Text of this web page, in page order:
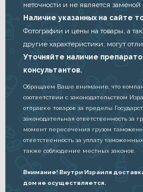
неточности и не является
Наличие указанных на сайте
Фотографии и цены на товары, а
другие характеристики, могут
Уточняйте наличие
консультантов.
Обращаем Ваше внимание, что
соответствии с законодательством
отправке товаров за пределы
законодательная ответственность за
момент пересечения грузом
ответственность за уплату
также соблюдение местных законов.
Внимание! Внутри Израиля
дом не осуществляется.